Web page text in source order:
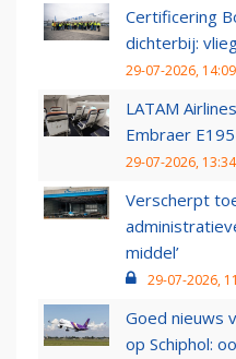
Certificering
dichterbij:
29-07-2026, 14:09
LATAM
Embraer
29-07-2026, 13:34
Verscherpt
middel’
29-07-2026,
Goed nieuws
op Schiphol: